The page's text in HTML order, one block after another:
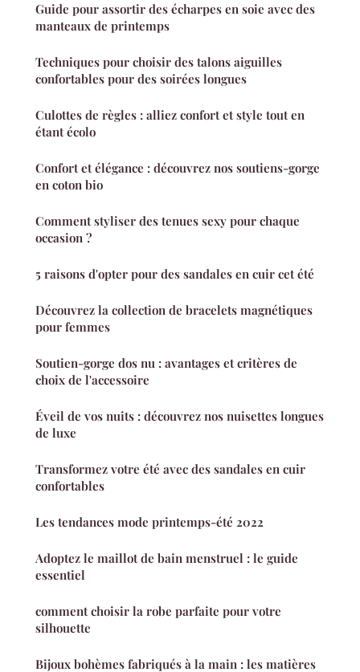
Guide pour assortir des écharpes en soie avec des
manteaux de printemps
Techniques pour choisir des talons aiguilles
confortables pour des soirées longues
Culottes de règles : alliez confort et style tout en
étant écolo
Confort et élégance : découvrez nos soutiens-gorge
en coton bio
Comment styliser des tenues sexy pour chaque
occasion ?
5 raisons d'opter pour des sandales en cuir cet été
Découvrez la collection de bracelets magnétiques
pour femmes
Soutien-gorge dos nu : avantages et critères de
choix de l'accessoire
Éveil de vos nuits : découvrez nos nuisettes longues
de luxe
Transformez votre été avec des sandales en cuir
confortables
Les tendances mode printemps-été 2022
Adoptez le maillot de bain menstruel : le guide
essentiel
comment choisir la robe parfaite pour votre
silhouette
Bijoux bohèmes fabriqués à la main : les matières